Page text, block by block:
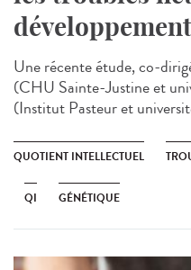
Une récente étude, co-
(CHU Sainte-Justine et
(Institut Pasteur et
QUOTIENT INTELLECTUEL
QI GÉNÉTIQUE